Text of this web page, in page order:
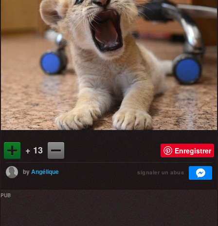
+ 13 Enregistrer
byAngélique signaler un abus
PUB